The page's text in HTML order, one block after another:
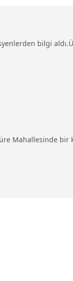
bilgi
Mahallesinde